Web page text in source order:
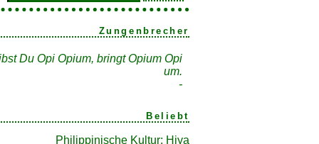
Zungenbrecher
Du Opi Opium, bringt Opium Opi
um.
-
Beliebt
Philippinische Kultur: Hiya